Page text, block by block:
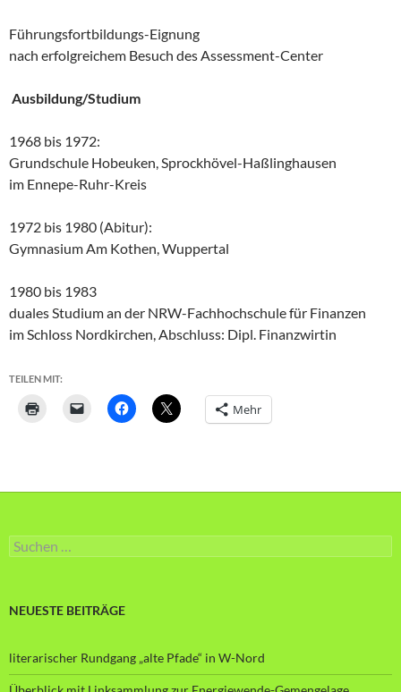
Führungsfortbildungs-Eignung
nach erfolgreichem Besuch des Assessment-Center
Ausbildung/Studium
1968 bis 1972:
Grundschule Hobeuken, Sprockhövel-Haßlinghausen
im Ennepe-Ruhr-Kreis
1972 bis 1980 (Abitur):
Gymnasium Am Kothen, Wuppertal
1980 bis 1983
duales Studium an der NRW-Fachhochschule für Finanzen
im Schloss Nordkirchen, Abschluss: Dipl. Finanzwirtin
TEILEN MIT:
Mehr
Suche
nach:
NEUESTE BEITRÄGE
literarischer Rundgang „alte Pfade“ in W-Nord